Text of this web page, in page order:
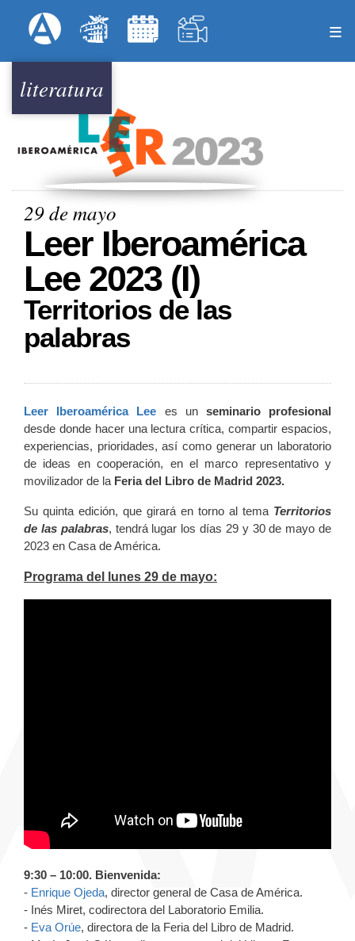
al
Menú Superior
literatura
29 de mayo
Leer Iberoamérica
Lee 2023 (I)
Territorios de las
palabras
Leer Iberoamérica Lee es un seminario profesional
desde donde hacer una lectura crítica, compartir espacios,
experiencias, prioridades, así como generar un laboratorio
de ideas en cooperación, en el marco representativo y
movilizador de la Feria del Libro de Madrid 2023.
Su quinta edición, que girará en torno al tema Territorios
de las palabras, tendrá lugar los días 29 y 30 de mayo de
2023 en Casa de América.
Programa del lunes 29 de mayo:
9:30 – 10:00. Bienvenida:
- Enrique Ojeda, director general de Casa de América.
- Inés Miret, codirectora del Laboratorio Emilia.
- Eva Orúe, directora de la Feria del Libro de Madrid.